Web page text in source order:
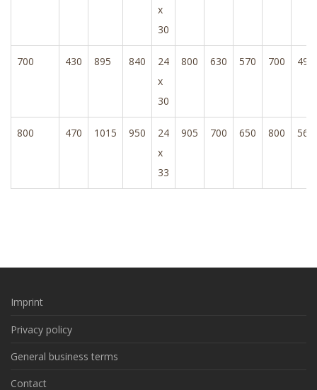
x
30
700 430 895 840
24
x
30
800 630 570 700 495
800 470 1015 950
24
x
33
905 700 650 800 566
Imprint
Privacy policy
General business terms
Contact